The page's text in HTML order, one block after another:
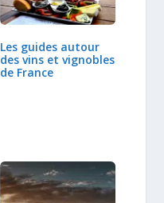
Les guides autour
des vins et vignobles
de France